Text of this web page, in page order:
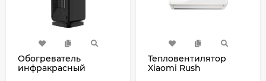
Обогреватель
инфракрасный
Тепловентилятор
Xiaomi Rush